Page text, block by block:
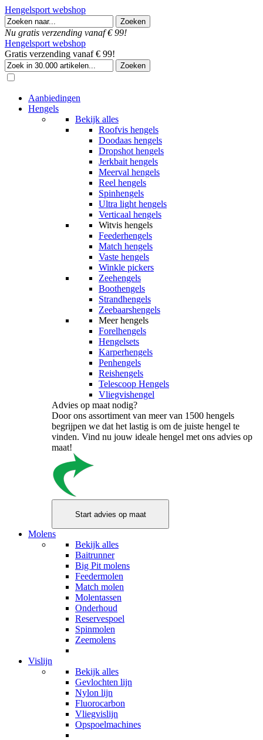
Hengelsport webshop
Nu gratis verzending vanaf € 99!
Hengelsport webshop
Gratis verzending vanaf € 99!
Aanbiedingen
Hengels
Bekijk alles
Roofvis hengels
Doodaas hengels
Dropshot hengels
Jerkbait hengels
Meerval hengels
Reel hengels
Spinhengels
Ultra light hengels
Verticaal hengels
Witvis hengels
Feederhengels
Match hengels
Vaste hengels
Winkle pickers
Zeehengels
Boothengels
Strandhengels
Zeebaarshengels
Meer hengels
Forelhengels
Hengelsets
Karperhengels
Penhengels
Reishengels
Telescoop Hengels
Vliegvishengel
Advies op maat nodig?
Door ons assortiment van meer van 1500 hengels
begrijpen we dat het lastig is om de juiste hengel te
vinden. Vind nu jouw ideale hengel met ons advies op
maat!
Molens
Bekijk alles
Baitrunner
Big Pit molens
Feedermolen
Match molen
Molentassen
Onderhoud
Reservespoel
Spinmolen
Zeemolens
Vislijn
Bekijk alles
Gevlochten lijn
Nylon lijn
Fluorocarbon
Vliegvislijn
Opspoelmachines